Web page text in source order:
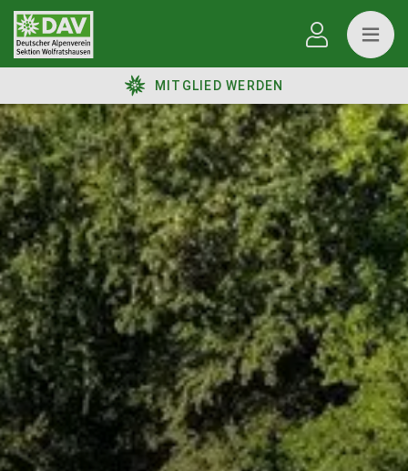
MITGLIED WERDEN